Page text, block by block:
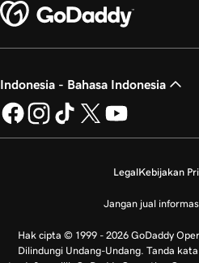
Indonesia - Bahasa Indonesia
LegalKebijakan
Jangan jual
Hak cipta © 1999 - 2026 GoDaddy
Dilindungi Undang-Undang. Tanda